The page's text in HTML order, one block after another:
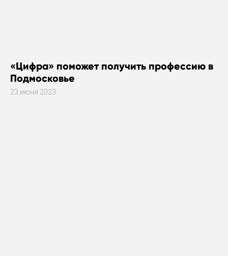
«Цифра» поможет получить профессию в
Подмосковье
23 июня 2023